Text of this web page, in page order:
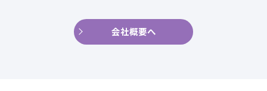
会社概要へ